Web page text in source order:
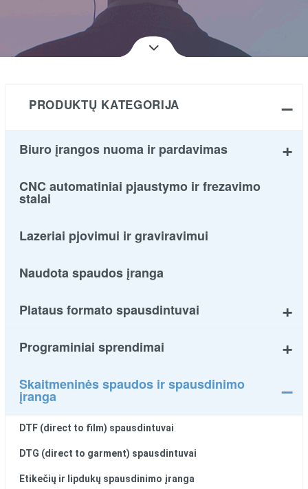
PRODUKTŲ KATEGORIJA
Biuro įrangos nuoma ir pardavimas
CNC automatiniai pjaustymo ir frezavimo
stalai
Lazeriai pjovimui ir graviravimui
Naudota spaudos įranga
Plataus formato spausdintuvai
Programiniai sprendimai
Skaitmeninės spaudos ir spausdinimo
įranga
DTF (direct to film) spausdintuvai
DTG (direct to garment) spausdintuvai
Etikečių ir lipdukų spausdinimo įranga